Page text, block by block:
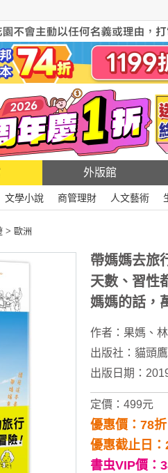
外版館
文學小說 商管理財 人文藝術
> 歐洲
帶媽媽去旅
天數、習性
媽媽的話，
作者： 果媽 、
出版社： 貓頭
出版日期：
定價：499元
優惠價：78
優惠截止日
書虫VIP價：